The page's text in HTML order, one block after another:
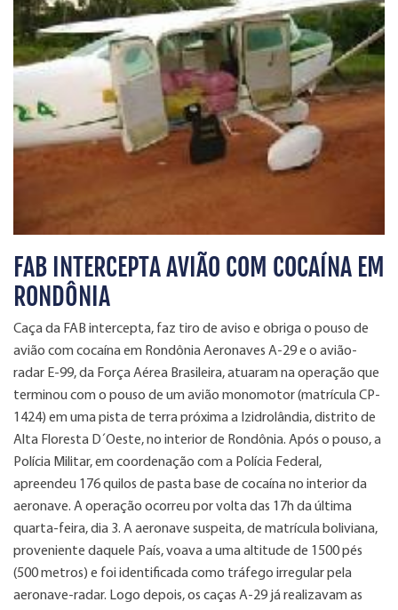
FAB INTERCEPTA AVIÃO COM COCAÍNA EM
RONDÔNIA
Caça da FAB intercepta, faz tiro de aviso e obriga o pouso de
avião com cocaína em Rondônia Aeronaves A-29 e o avião-
radar E-99, da Força Aérea Brasileira, atuaram na operação que
terminou com o pouso de um avião monomotor (matrícula CP-
1424) em uma pista de terra próxima a Izidrolândia, distrito de
Alta Floresta D´Oeste, no interior de Rondônia. Após o pouso, a
Polícia Militar, em coordenação com a Polícia Federal,
apreendeu 176 quilos de pasta base de cocaína no interior da
aeronave. A operação ocorreu por volta das 17h da última
quarta-feira, dia 3. A aeronave suspeita, de matrícula boliviana,
proveniente daquele País, voava a uma altitude de 1500 pés
(500 metros) e foi identificada como tráfego irregular pela
aeronave-radar. Logo depois, os caças A-29 já realizavam as